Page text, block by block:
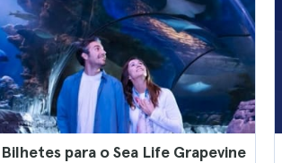
Bilhetes para o Sea Life Grapevine